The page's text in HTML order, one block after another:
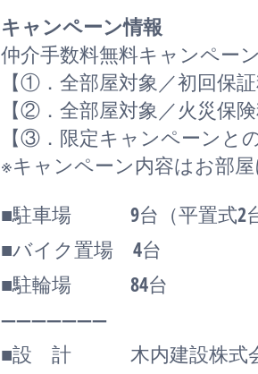
キャンペーン情報
仲介手数料無料キャンペー
【①．全部屋対象／初回保
【②．全部屋対象／火災保
【③．限定キャンペーンと
※キャンペーン内容はお部屋
■駐車場 9台（平置式2台
■バイク置場 4台
■駐輪場 84台
―――――――
■設 計 木内建設株式